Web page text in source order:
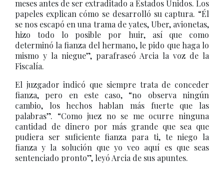
meses antes de ser extraditado a Estados Unidos. Los
papeles explican cómo se desarrolló su captura. “Él
se nos escapó en una trama de yates, Uber, avionetas,
hizo todo lo posible por huir, así que como
determinó la fianza del hermano, le pido que haga lo
mismo y la niegue”, parafraseó Arcia la voz de la
Fiscalía.
El juzgador indicó que siempre trata de conceder
fianza, pero en este caso, “no observa ningún
cambio, los hechos hablan más fuerte que las
palabras”. “Como juez no se me ocurre ninguna
cantidad de dinero por más grande que sea que
pudiera ser suficiente fianza para ti, te niego la
fianza y la solución que yo veo aquí es que seas
sentenciado pronto”, leyó Arcia de sus apuntes.